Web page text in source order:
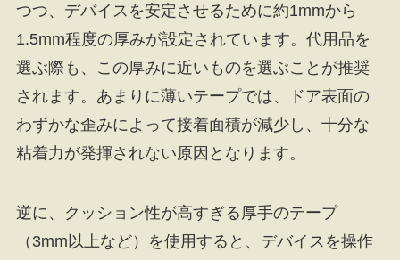
つつ、デバイスを安定させるために約1mmから
1.5mm程度の厚みが設定されています。代用品を
選ぶ際も、この厚みに近いものを選ぶことが推奨
されます。あまりに薄いテープでは、ドア表面の
わずかな歪みによって接着面積が減少し、十分な
粘着力が発揮されない原因となります。
逆に、クッション性が高すぎる厚手のテープ
（3mm以上など）を使用すると、デバイスを操作